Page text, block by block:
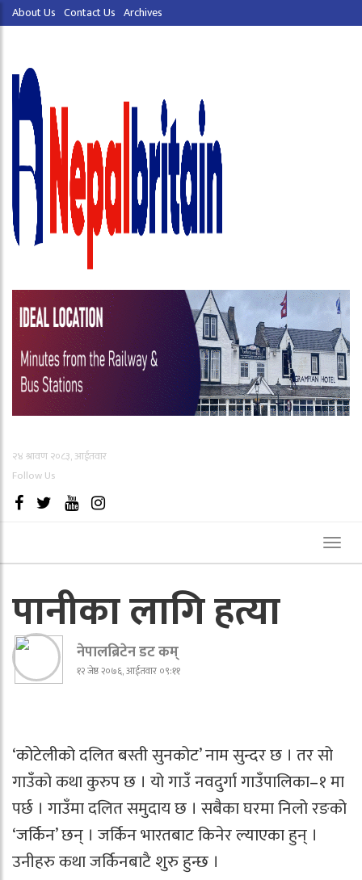
About Us Contact Us Archives
२४ श्रावण २०८३, आईतवार
Follow Us
पानीका लागि हत्या
नेपालब्रिटेन डट कम्
१२ जेष्ठ २०७६, आईतवार ०९:११
‘कोटेलीको दलित बस्ती सुनकोट’ नाम सुन्दर छ । तर सो
गाउँको कथा कुरुप छ । यो गाउँ नवदुर्गा गाउँपालिका–१ मा
पर्छ । गाउँमा दलित समुदाय छ । सबैका घरमा निलो रङको
‘जर्किन’ छन् । जर्किन भारतबाट किनेर ल्याएका हुन् ।
उनीहरु कथा जर्किनबाटै शुरु हुन्छ ।